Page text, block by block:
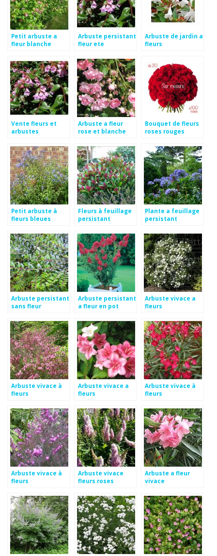
Petit arbuste a
fleur blanche
Arbuste persistant
fleur ete
Arbuste de jardin a
fleurs
Vente fleurs et
arbustes
Arbuste a fleur
rose et blanche
Bouquet de fleurs
roses rouges
Petit arbuste à
fleurs bleues
Fleurs à feuillage
persistant
Plante a feuillage
persistant
Arbuste persistant
sans fleur
Arbuste persistant
a fleur en pot
Arbuste vivace a
fleurs
Arbuste vivace à
fleurs
Arbuste vivace a
fleurs
Arbuste vivace à
fleurs
Arbuste vivace à
fleurs
Arbuste vivace
fleurs roses
Arbuste a fleur
vivace